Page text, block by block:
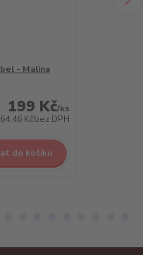
- Malina
199 Kč/ks
Kčbez DPH
do košíku